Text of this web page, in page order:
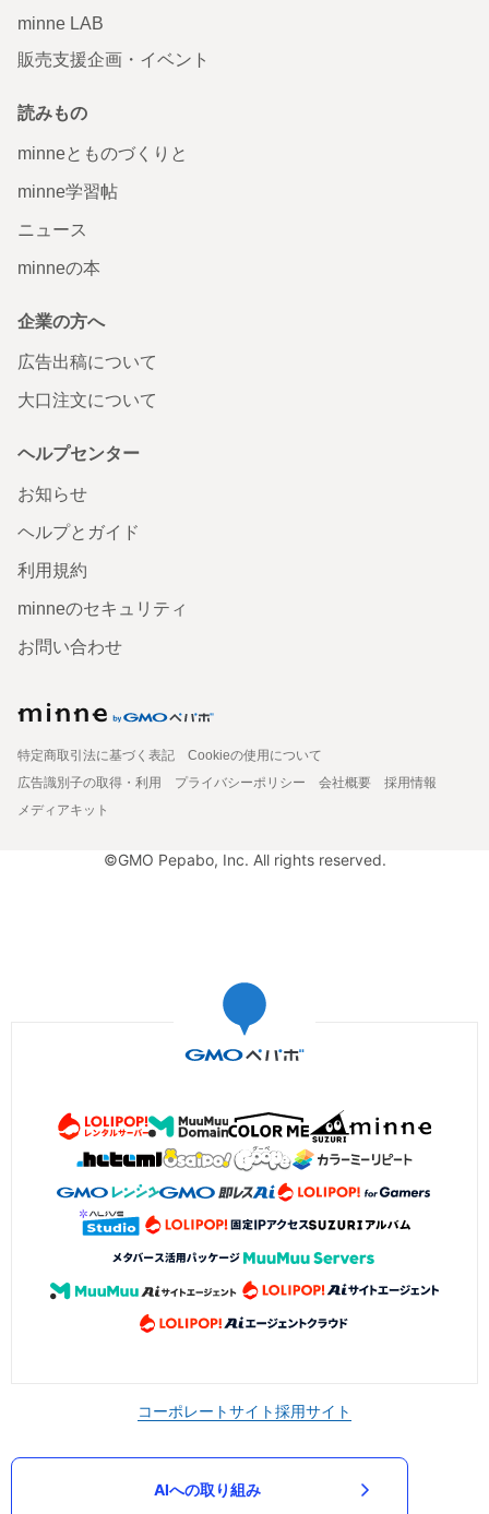
minne LAB
販売支援企画・イベント
読みもの
minneとものづくりと
minne学習帖
ニュース
minneの本
企業の方へ
広告出稿について
大口注文について
ヘルプセンター
お知らせ
ヘルプとガイド
利用規約
minneのセキュリティ
お問い合わせ
特定商取引法に基づく表記
Cookieの使用について
広告識別子の取得・利用
プライバシーポリシー 会社概要
採用情報
メディアキット
©GMO Pepabo, Inc. All rights reserved.
コーポレートサイト採用サイト
AIへの取り組み